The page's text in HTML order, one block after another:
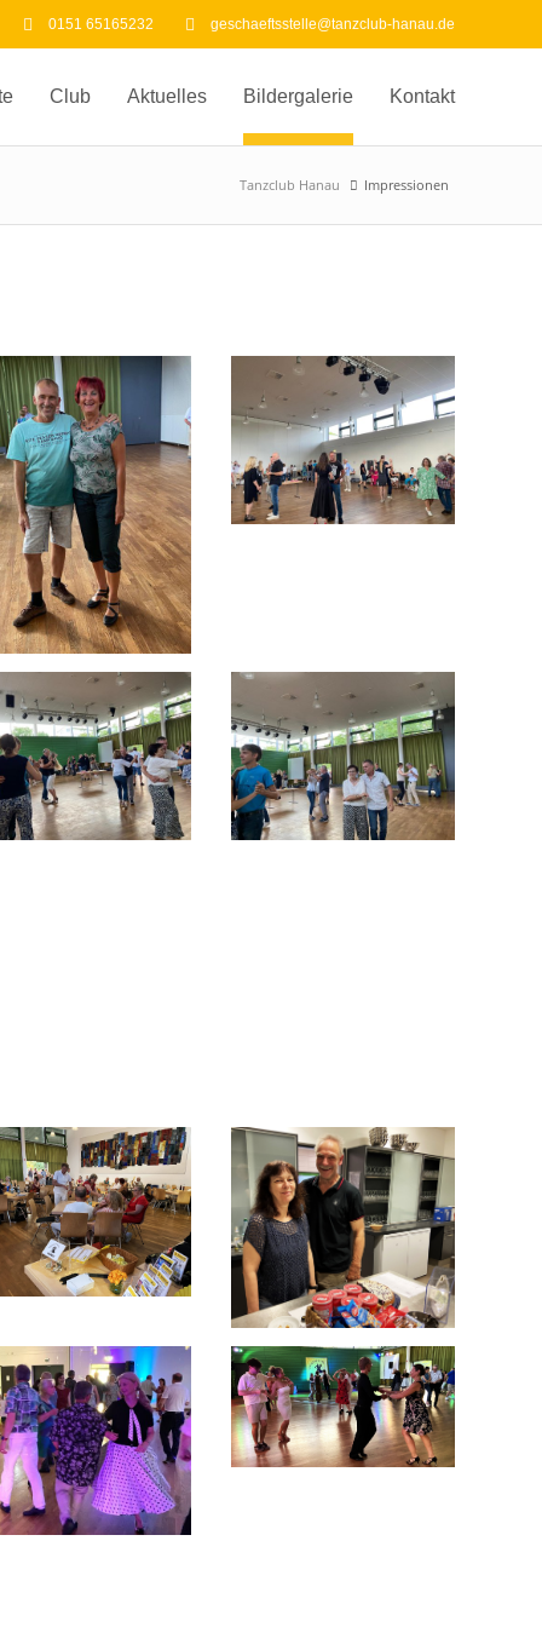
0151 65165232 geschaeftsstelle@tanzclub-hanau.de
Club Aktuelles Bildergalerie Kontakt
Tanzclub Hanau Impressionen